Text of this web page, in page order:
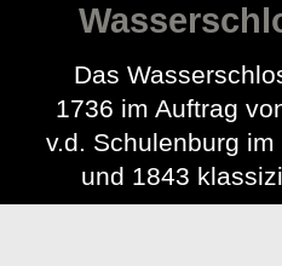
Das
1736 im Auftrag
v.d. Schulenburg
und 1843